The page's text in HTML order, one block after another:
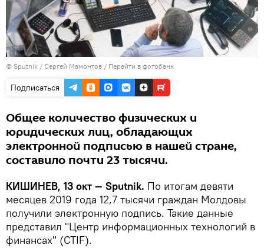
© Sputnik / Сергей Мамонтов / Перейти в фотобанк
Подписаться
Общее количество физических и
юридических лиц, обладающих
электронной подписью в нашей стране,
составило почти 23 тысячи.
КИШИНЕВ, 13 окт — Sputnik. По итогам девяти
месяцев 2019 года 12,7 тысячи граждан Молдовы
получили электронную подпись. Такие данные
представил "Центр информационных технологий в
финансах" (CTIF).